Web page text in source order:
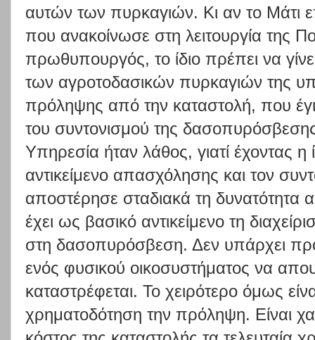
αυτών των πυρκαγιών. Κι αν το Μάτι
που ανακοίνωσε στη λειτουργία της
πρωθυπουργός, το ίδιο πρέπει να
των αγροτοδασικών πυρκαγιών της
πρόληψης από την καταστολή, που
του συντονισμού της
Υπηρεσία ήταν λάθος, γιατί έχοντας
αντικείμενο απασχόλησης και τον
αποστέρησε σταδιακά τη
έχει ως βασικό αντικείμενο τη
στη δασοπυρόσβεση. Δεν υπάρχει
ενός φυσικού οικοσυστήματος να
καταστρέφεται. Το χειρότερο όμως
χρηματοδότηση την πρόληψη. Είναι